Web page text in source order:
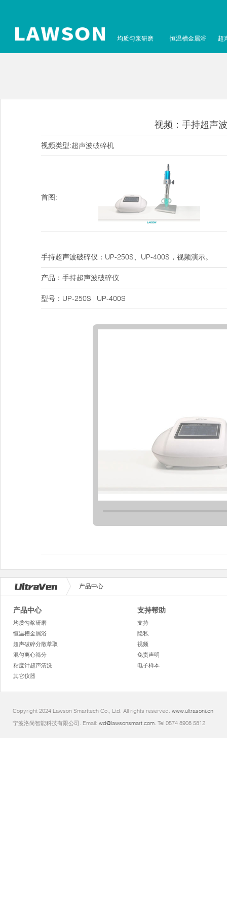
均质匀浆研磨 恒温槽金属浴 超
视频：手持超声
视频类型:超声波破碎机
首图:
手持超声波破碎仪：UP-250S、UP-400S，视频演示。
产品： 手持超声波破碎仪
型号：UP-250S | UP-400S
产品中心
产品中心
均质匀浆研磨
恒温槽金属浴
超声破碎分散萃取
混匀离心筛分
粘度计超声清洗
其它仪器
支持帮助
支持
隐私
视频
免责声明
电子样本
Copyright 2024 Lawson Smarttech Co., Ltd. All rights reserved. www.ultrasoni.cn
宁波洛尚智能科技有限公司. Email: wd@lawsonsmart.com . Tel:0574 8908 5812